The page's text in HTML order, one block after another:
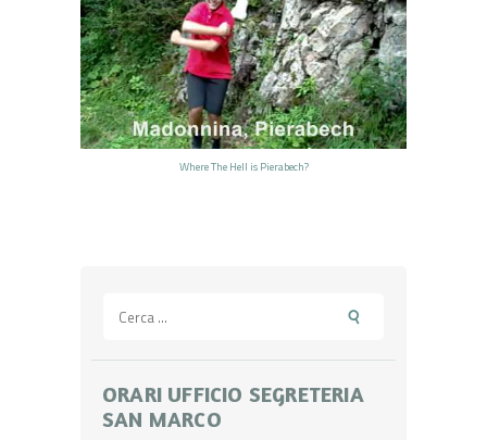
Where The Hell is Pierabech?
per:
ORARI UFFICIO SEGRETERIA
SAN MARCO